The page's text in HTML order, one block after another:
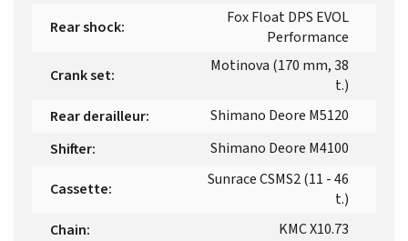
Rear shock:
Fox Float DPS EVOL
Performance
Crank set:
Motinova (170 mm, 38
t.)
Rear derailleur:
Shimano Deore M5120
Shifter: Shimano Deore M4100
Cassette:
Sunrace CSMS2 (11 - 46
t.)
Chain: KMC X10.73